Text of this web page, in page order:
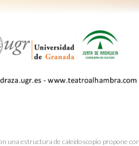
una estructura de caleidoscopio propone